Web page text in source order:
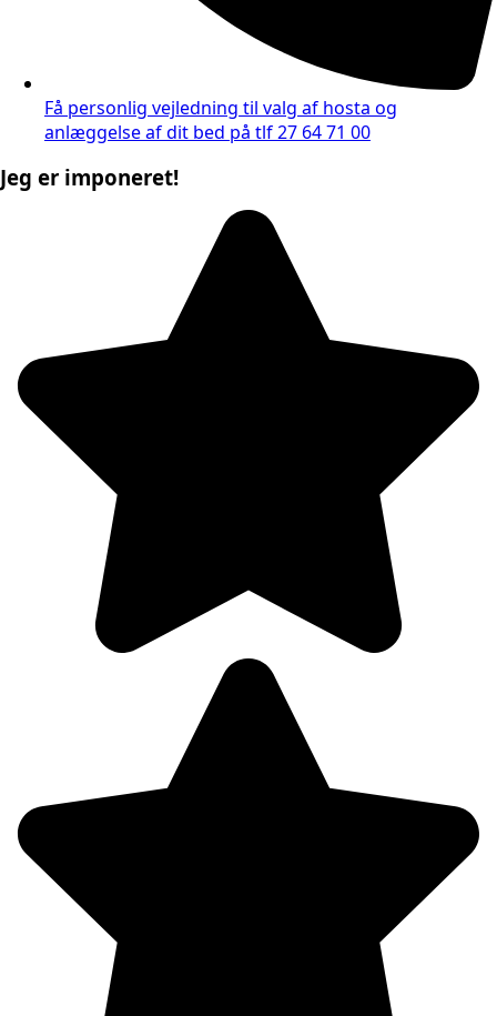
Få personlig vejledning til valg af hosta og
anlæggelse af dit bed på tlf 27 64 71 00
Jeg er imponeret!